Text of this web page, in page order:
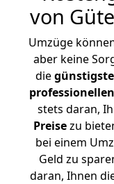
von
Umzüge
aber keine
diegünstigste
stets daran,
Preisezu
bei einem
Geld zu
daran, Ihnen